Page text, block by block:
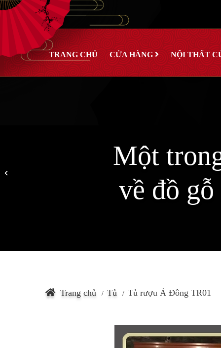
TRANG CHỦ CỬA HÀNG NỘI THẤT
Một
về đồ
Trang chủ / Tủ / Tủ rượu Á Đông TR01